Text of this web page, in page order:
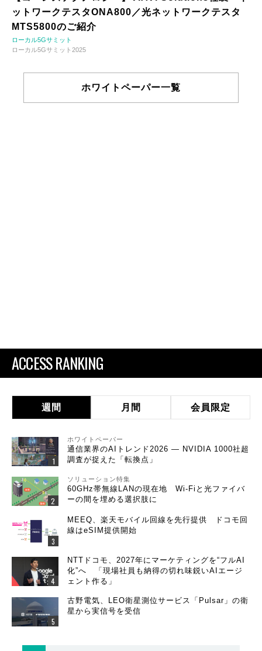
ットワークテスタONA800／光ネットワークテスタ
MTS5800のご紹介
ローカル5Gサミット
ローカル5Gサミット2025
ホワイトペーパー一覧
ACCESS RANKING
週間 月間 会員限定
ホワイトペーパー
通信業界のAIトレンド2026 ― NVIDIA 1000社超
調査が捉えた「転換点」
ソリューション特集
60GHz帯無線LANの現在地 Wi-Fiと光ファイバ
ーの間を埋める選択肢に
MEEQ、楽天モバイル回線を先行提供 ドコモ回
線はeSIM提供開始
NTTドコモ、2027年にマーケティングを“フルAI
化”へ 「現場社員も納得の切れ味鋭いAIエージ
ェント作る」
古野電気、LEO衛星測位サービス「Pulsar」の衛
星から実信号を受信